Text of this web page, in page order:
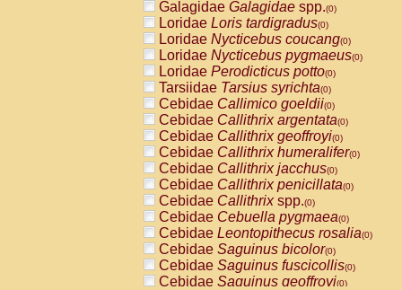
Galagidae Galagidae spp.(0)
Loridae Loris tardigradus(0)
Loridae Nycticebus coucang(0)
Loridae Nycticebus pygmaeus(0)
Loridae Perodicticus potto(0)
Tarsiidae Tarsius syrichta(0)
Cebidae Callimico goeldii(0)
Cebidae Callithrix argentata(0)
Cebidae Callithrix geoffroyi(0)
Cebidae Callithrix humeralifer(0)
Cebidae Callithrix jacchus(0)
Cebidae Callithrix penicillata(0)
Cebidae Callithrixspp.(0)
Cebidae Cebuella pygmaea(0)
Cebidae Leontopithecus rosalia(0)
Cebidae Saguinus bicolor(0)
Cebidae Saguinus fuscicollis(0)
Cebidae Saguinus geoffroyi(0)